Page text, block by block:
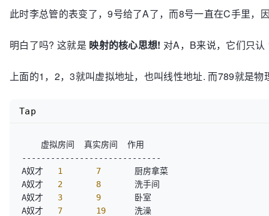
此时李总管的表变了，9号给了A了，而8号一直在C手里，
明白了吗? 这就是 映射的核心思想! 对A，B来说，它们只
上面的1，2，3就叫虚拟地址，也叫线性地址. 而789就是
-----------------------------
A奴才
1 7
      厨房拿菜
A奴才
2 8
      洗手间
A奴才
3 9
      卧室
A奴才
7 19
     洗澡
Tap